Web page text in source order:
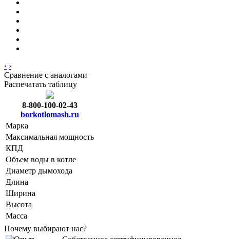
‹ ›
Сравнение с аналогами
Распечатать таблицу
8-800-100-02-43
borkotlomash.ru
Марка
Максимальная мощность
КПД
Объем воды в котле
Диаметр дымохода
Длина
Ширина
Высота
Масса
Почему выбирают нас?